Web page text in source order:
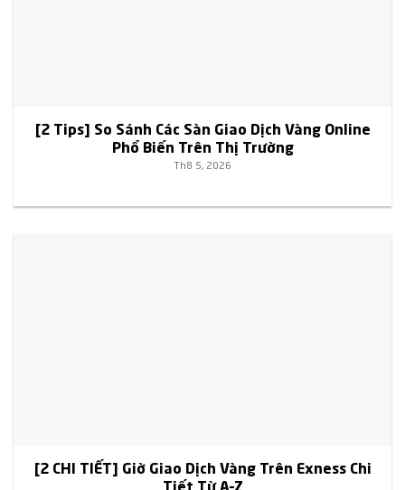
[2 Tips] So Sánh Các Sàn Giao Dịch Vàng Online
Phổ Biến Trên Thị Trường
Th8 5, 2026
[2 CHI TIẾT] Giờ Giao Dịch Vàng Trên Exness Chi